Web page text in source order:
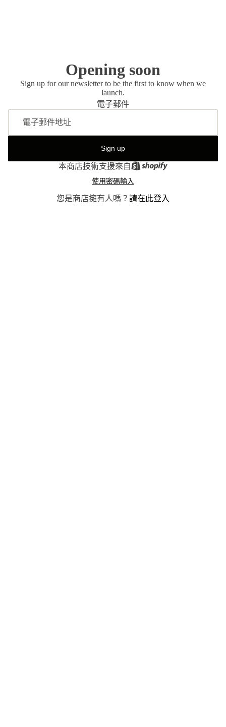
Opening soon
Sign up for our newsletter to be the first to know when we
launch.
電子郵件
Sign up
本商店技術支援來自
使用密碼輸入
您是商店擁有人嗎？ 請在此登入